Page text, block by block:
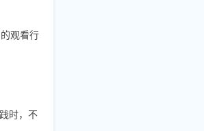
观看行
时，不